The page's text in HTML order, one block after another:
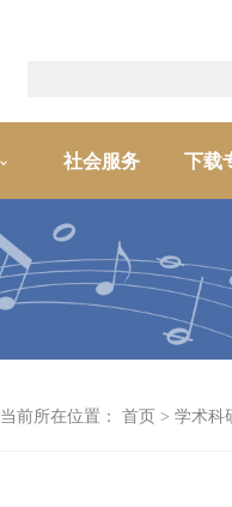
社会服务 下载
当前所在位置：首页 >学术科